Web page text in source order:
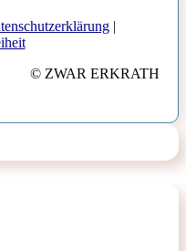
|
© ZWAR ERKRATH